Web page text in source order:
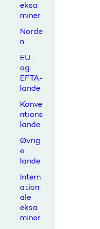
eksa
miner
Norde
n
EU-
og
EFTA-
lande
Konve
ntions
lande
Øvrig
e
lande
Intern
ation
ale
eksa
miner